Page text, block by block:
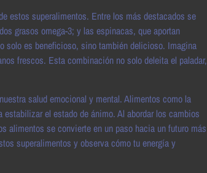
estos superalimentos. Entre los más destacados se
grasos omega-3; y las espinacas, que aportan
es beneficioso, sino también delicioso. Imagina
frescos. Esta combinación no solo deleita el paladar,
salud emocional y mental. Alimentos como la
el estado de ánimo. Al abordar los cambios
alimentos se convierte en un paso hacia un futuro más
superalimentos y observa cómo tu energía y